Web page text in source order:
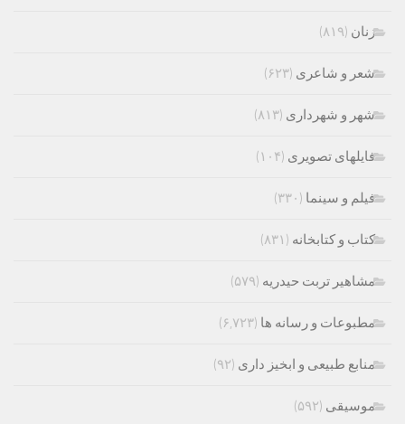
زنان (۸۱۹)
شعر و شاعری (۶۲۳)
شهر و شهرداری (۸۱۳)
فایلهای تصویری (۱۰۴)
فیلم و سینما (۳۳۰)
کتاب و کتابخانه (۸۳۱)
مشاهیر تربت حیدریه (۵۷۹)
مطبوعات و رسانه ها (۶,۷۲۳)
منابع طبیعی و ابخیز داری (۹۲)
موسیقی (۵۹۲)